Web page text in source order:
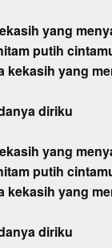
yang
putih
kekasih yang
diriku
yang
putih
kekasih yang
diriku